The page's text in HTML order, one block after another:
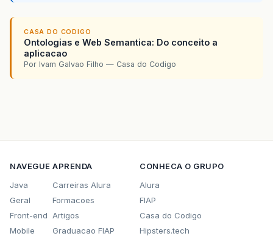
CASA DO CODIGO
Ontologias e Web Semantica: Do conceito a
aplicacao
Por Ivam Galvao Filho — Casa do Codigo
NAVEGUE
Java
Geral
Front-end
Mobile
APRENDA
Carreiras Alura
Formacoes
Artigos
Graduacao FIAP
CONHECA O GRUPO
Alura
FIAP
Casa do Codigo
Hipsters.tech